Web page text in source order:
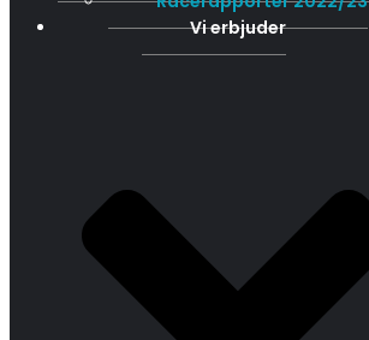
Vi erbjuder